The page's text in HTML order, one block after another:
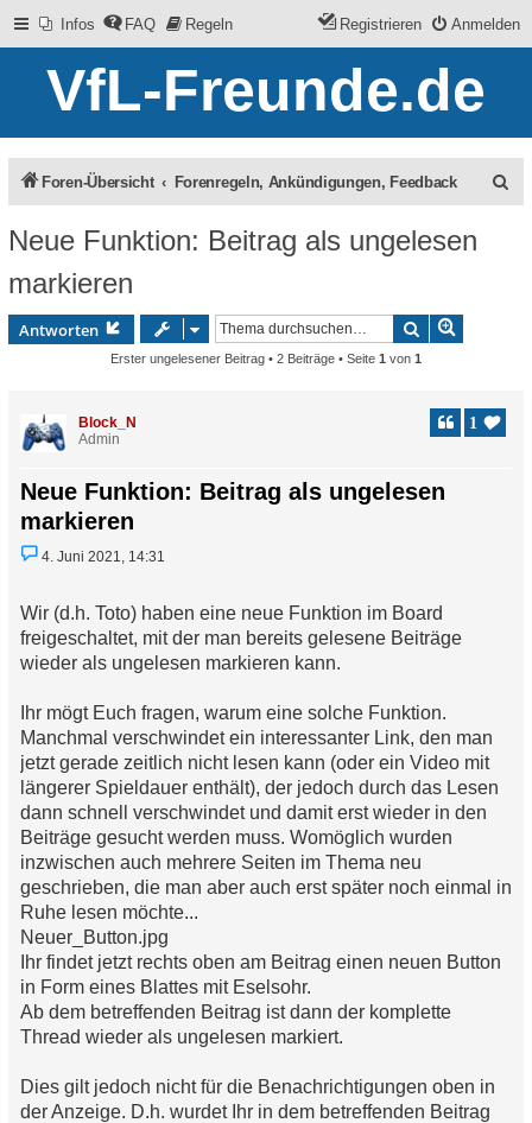
Infos FAQ Regeln Anmelden
Registrieren
VfL-Freunde.de
Foren-Übersicht Forenregeln, Ankündigungen, Feedback
Neue Funktion: Beitrag als ungelesen
markieren
Antworten Suche
Erster ungelesener Beitrag • 2 Beiträge • Seite 1 von 1
Block_N
Admin
Neue Funktion: Beitrag als ungelesen
markieren
1
U
l
e
e
r
B
i
t
a
g
4. Juni 2021, 14:31
Wir (d.h. Toto) haben eine neue Funktion im Board
freigeschaltet, mit der man bereits gelesene Beiträge
wieder als ungelesen markieren kann.
Ihr mögt Euch fragen, warum eine solche Funktion.
Manchmal verschwindet ein interessanter Link, den man
jetzt gerade zeitlich nicht lesen kann (oder ein Video mit
längerer Spieldauer enthält), der jedoch durch das Lesen
dann schnell verschwindet und damit erst wieder in den
Beiträge gesucht werden muss. Womöglich wurden
inzwischen auch mehrere Seiten im Thema neu
geschrieben, die man aber auch erst später noch einmal in
Ruhe lesen möchte...
Neuer_Button.jpg
Ihr findet jetzt rechts oben am Beitrag einen neuen Button
in Form eines Blattes mit Eselsohr.
Ab dem betreffenden Beitrag ist dann der komplette
Thread wieder als ungelesen markiert.
Dies gilt jedoch nicht für die Benachrichtigungen oben in
der Anzeige. D.h. wurdet Ihr in dem betreffenden Beitrag